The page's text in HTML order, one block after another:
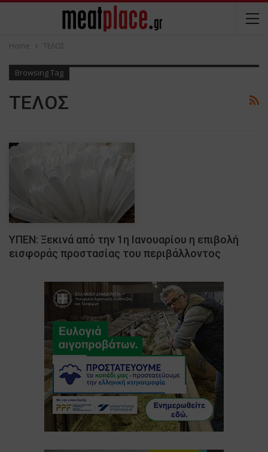
Home ΤΕΛΟΣ
Browsing Tag
ΤΕΛΟΣ
ΥΠΕΝ: Ξεκινά από την 1η Ιανουαρίου η επιβολή
εισφοράς προστασίας του περιβάλλοντος